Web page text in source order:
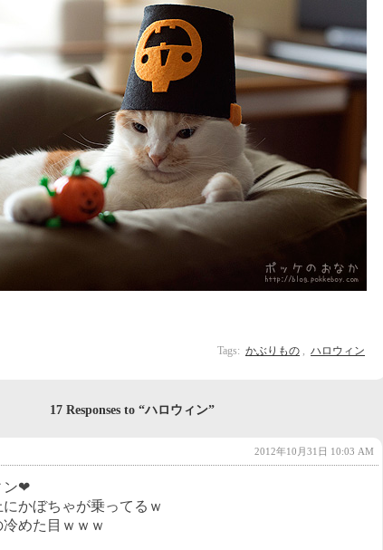
Tags: かぶりもの , ハロウィン
17 Responses to “ハロウィン”
2012年10月31日 10:03 AM
ン❤
かぼちゃが乗ってるｗ
めた目ｗｗｗ